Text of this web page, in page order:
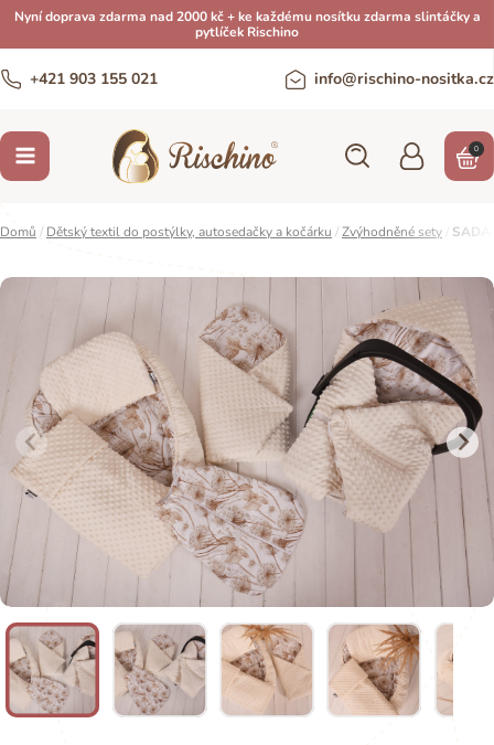
Nyní doprava zdarma nad 2000 kč + ke každému nosítku zdarma slintáčky a
pytlíček Rischino
+421 903 155 021 info@rischino-nositka.cz
0
Domů / Dětský textil do postýlky, autosedačky a kočárku /Zvýhodněné sety